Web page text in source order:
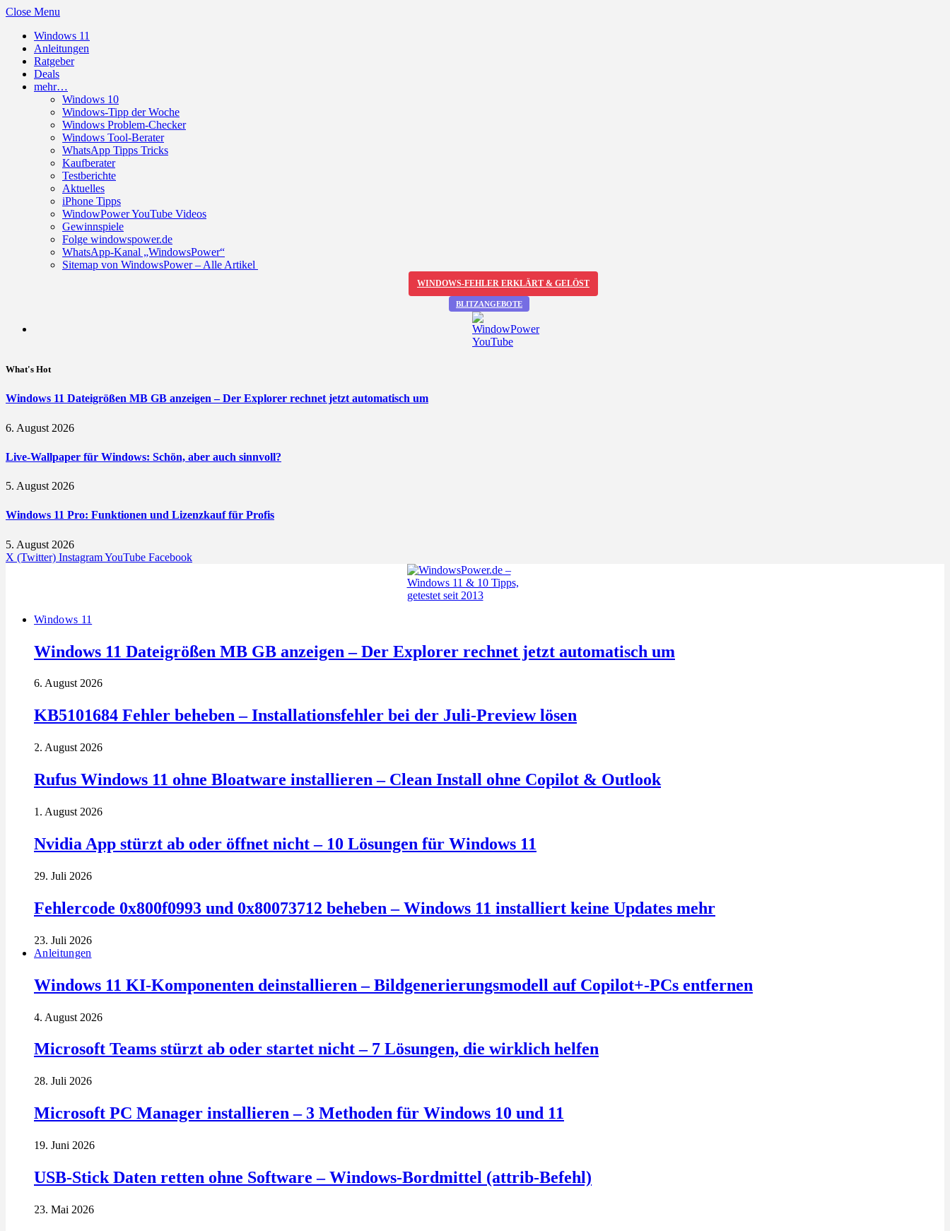
Close Menu
Windows 11
Anleitungen
Ratgeber
Deals
mehr…
Windows 10
Windows-Tipp der Woche
Windows Problem-Checker
Windows Tool-Berater
WhatsApp Tipps Tricks
Kaufberater
Testberichte
Aktuelles
iPhone Tipps
WindowPower YouTube Videos
Gewinnspiele
Folge windowspower.de
WhatsApp-Kanal „WindowsPower“
Sitemap von WindowsPower – Alle Artikel
WINDOWS-FEHLER ERKLÄRT & GELÖST
BLITZANGEBOTE
What's Hot
Windows 11 Dateigrößen MB GB anzeigen – Der Explorer rechnet jetzt automatisch um
6. August 2026
Live-Wallpaper für Windows: Schön, aber auch sinnvoll?
5. August 2026
Windows 11 Pro: Funktionen und Lizenzkauf für Profis
5. August 2026
X (Twitter) InstagramYouTube Facebook
Windows 11
Windows 11 Dateigrößen MB GB anzeigen – Der Explorer rechnet jetzt automatisch um
6. August 2026
KB5101684 Fehler beheben – Installationsfehler bei der Juli-Preview lösen
2. August 2026
Rufus Windows 11 ohne Bloatware installieren – Clean Install ohne Copilot & Outlook
1. August 2026
Nvidia App stürzt ab oder öffnet nicht – 10 Lösungen für Windows 11
29. Juli 2026
Fehlercode 0x800f0993 und 0x80073712 beheben – Windows 11 installiert keine Updates mehr
23. Juli 2026
Anleitungen
Windows 11 KI-Komponenten deinstallieren – Bildgenerierungsmodell auf Copilot+-PCs entfernen
4. August 2026
Microsoft Teams stürzt ab oder startet nicht – 7 Lösungen, die wirklich helfen
28. Juli 2026
Microsoft PC Manager installieren – 3 Methoden für Windows 10 und 11
19. Juni 2026
USB-Stick Daten retten ohne Software – Windows-Bordmittel (attrib-Befehl)
23. Mai 2026